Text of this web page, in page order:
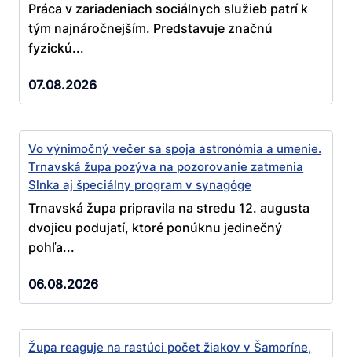
Práca v zariadeniach sociálnych služieb patrí k
tým najnáročnejším. Predstavuje značnú
fyzickú...
07.08.2026
Vo výnimočný večer sa spoja astronómia a umenie.
Trnavská župa pozýva na pozorovanie zatmenia
Slnka aj špeciálny program v synagóge
Trnavská župa pripravila na stredu 12. augusta
dvojicu podujatí, ktoré ponúknu jedinečný
pohľa...
06.08.2026
Župa reaguje na rastúci počet žiakov v Šamoríne,